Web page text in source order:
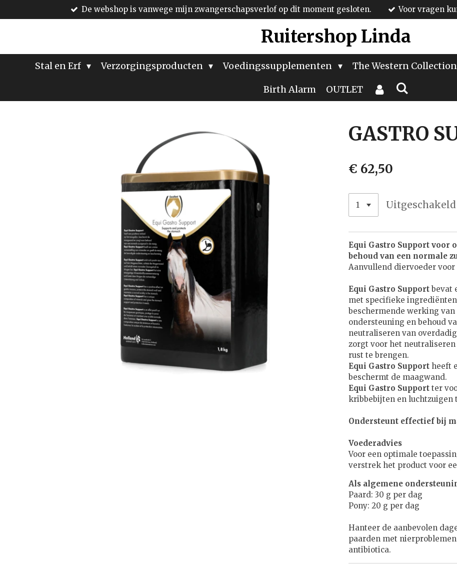
direct
hoofdinhoud
De webshop is vanwege mijn zwangerschapsverlof op dit moment gesloten. Voor vragen
Ruitershop Linda
Stal en Erf Verzorgingsproducten Voedingssupplementen The Western Collection
Birth Alarm OUTLET
GASTRO
€ 62,50
Uitgeschakeld
Equi Gastro Support voor
behoud van een normale
Aanvullend diervoeder voor
Equi Gastro Supportbevat
met specifieke
beschermende werking
ondersteuning en behoud
neutraliseren van
zorgt voor het
rust te brengen.
Equi Gastro Support heeft
beschermt de maagwand.
Equi Gastro Support ter
kribbebijten en luchtzuigen
Ondersteunt effectief bij
Voederadvies
Voor een optimale
verstrek het product voor
Als algemene
Paard: 30 g per dag
Pony: 20 g per dag
Hanteer de aanbevolen
paarden met
antibiotica.